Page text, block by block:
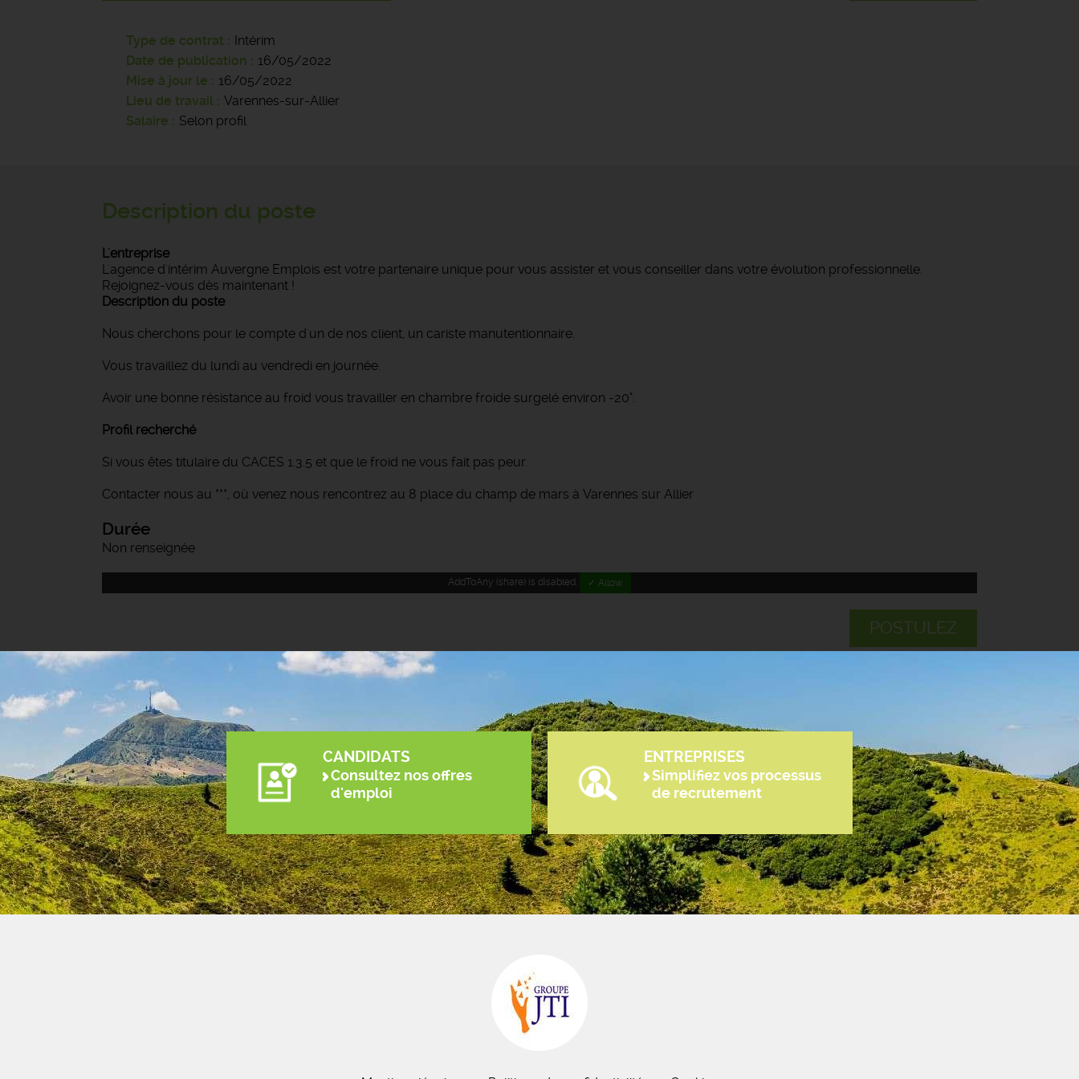
Type de contrat
Intérim
Date de publication
16/05/2022
Mise à jour le
16/05/2022
Lieu de travail
Varennes-sur-Allier
Salaire
Selon profil
Description du poste
L'entreprise
L'agence d'intérim Auvergne Emplois est votre partenaire unique pour vous assister et vous conseiller dans votre évolution professionnelle.
Rejoignez-vous dès maintenant !
Description du poste
Nous cherchons pour le compte d'un de nos client, un cariste manutentionnaire.
Vous travaillez du lundi au vendredi en journée.
Avoir une bonne résistance au froid vous travailler en chambre froide surgelé environ -20°.
Profil recherché
Si vous êtes titulaire du CACES 1.3.5 et que le froid ne vous fait pas peur.
Contacter nous au ***, où venez nous rencontrez au 8 place du champ de mars à Varennes sur Allier
Durée
Non renseignée
AddToAny (share) is disabled. ✓ Allow
POSTULEZ
CANDIDATS
Consultez nos offres
d'emploi
ENTREPRISES
Simplifiez vos processus
de recrutement